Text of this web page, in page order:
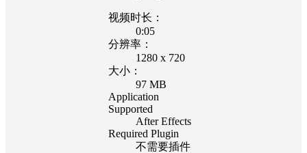
视频时长：
0:05
分辨率：
1280 x 720
大小：
97 MB
Application
Supported
After Effects
Required Plugin
不需要插件